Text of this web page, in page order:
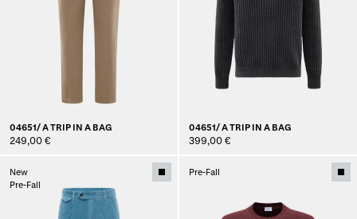
04651/ A TRIP IN A BAG
249,00 €
04651/ A TRIP IN A BAG
399,00 €
New
Pre-Fall
Pre-Fall